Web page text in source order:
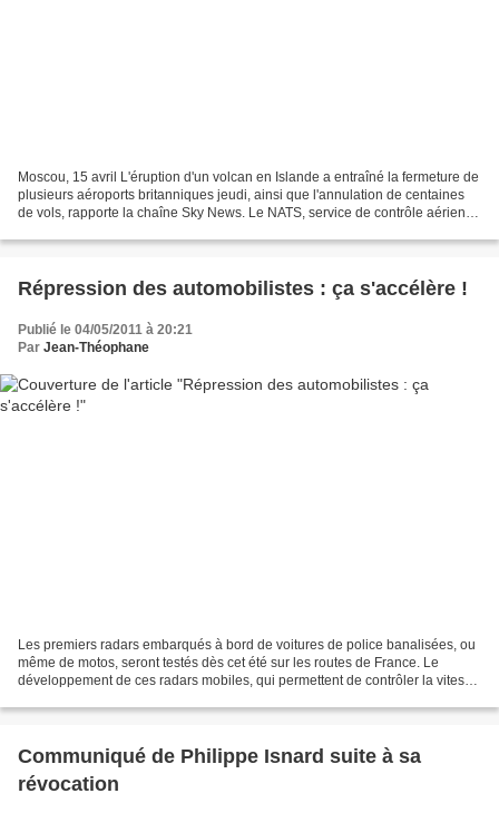
Moscou, 15 avril L'éruption d'un volcan en Islande a entraîné la fermeture de
plusieurs aéroports britanniques jeudi, ainsi que l'annulation de centaines
de vols, rapporte la chaîne Sky News. Le NATS, service de contrôle aérien
Répression des automobilistes : ça s'accélère !
Publié le 04/05/2011 à 20:21
Par Jean-Théophane
Les premiers radars embarqués à bord de voitures de police banalisées, ou
même de motos, seront testés dès cet été sur les routes de France. Le
développement de ces radars mobiles, qui permettent de contrôler la vitesse
Communiqué de Philippe Isnard suite à sa
révocation